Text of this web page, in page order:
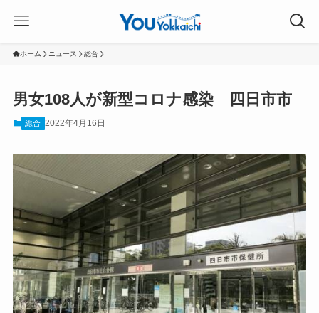
ホーム ニュース 総合
男女108人が新型コロナ感染 四日市市
総合 2022年4月16日